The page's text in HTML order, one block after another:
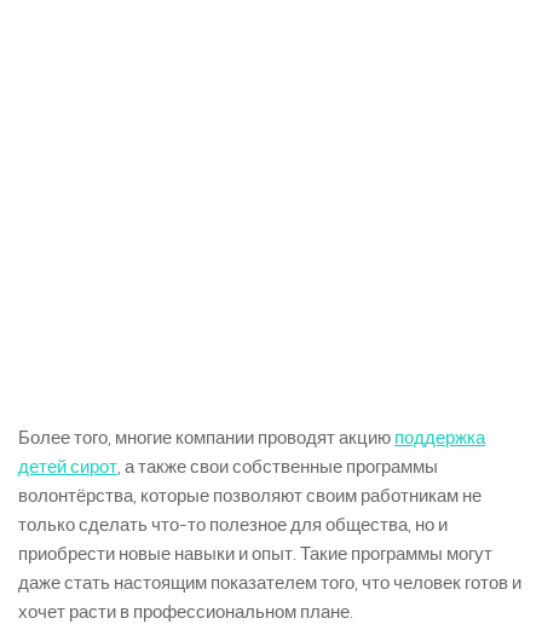
Более того, многие компании проводят акцию поддержка
детей сирот , а также свои собственные программы
волонтёрства, которые позволяют своим работникам не
только сделать что-то полезное для общества, но и
приобрести новые навыки и опыт. Такие программы могут
даже стать настоящим показателем того, что человек готов и
хочет расти в профессиональном плане.